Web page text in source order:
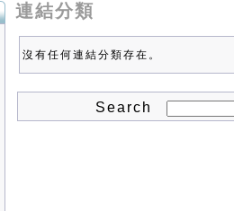
連結分類
沒有任何連結分類存在。
Search